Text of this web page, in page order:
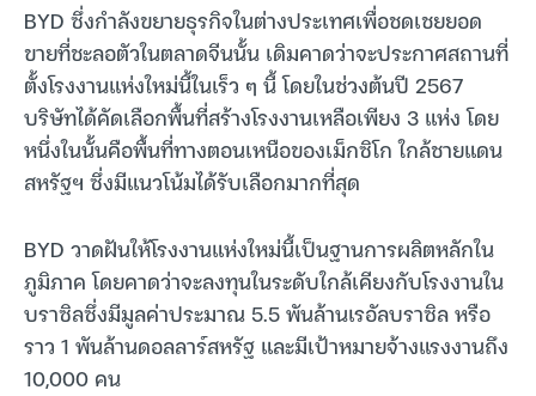
BYD ซึ่งกำลังขยายธุรกิจในต่างประเทศเพื่อชดเชยยอด
ขายที่ชะลอตัวในตลาดจีนนั้น เดิมคาดว่าจะประกาศสถานที่
ตั้งโรงงานแห่งใหม่นี้ในเร็ว ๆ นี้ โดยในช่วงต้นปี 2567
บริษัทได้คัดเลือกพื้นที่สร้างโรงงานเหลือเพียง 3 แห่ง โดย
หนึ่งในนั้นคือพื้นที่ทางตอนเหนือของเม็กซิโก ใกล้ชายแดน
สหรัฐฯ ซึ่งมีแนวโน้มได้รับเลือกมากที่สุด
BYD วาดฝันให้โรงงานแห่งใหม่นี้เป็นฐานการผลิตหลักใน
ภูมิภาค โดยคาดว่าจะลงทุนในระดับใกล้เคียงกับโรงงานใน
บราซิลซึ่งมีมูลค่าประมาณ 5.5 พันล้านเรอัลบราซิล หรือ
ราว 1 พันล้านดอลลาร์สหรัฐ และมีเป้าหมายจ้างแรงงานถึง
10,000 คน